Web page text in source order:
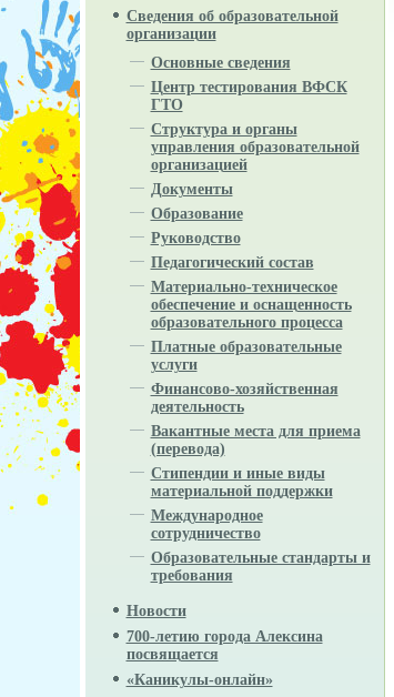
Сведения об образовательной
организации
Основные сведения
Центр тестирования ВФСК
ГТО
Структура и органы
управления образовательной
организацией
Документы
Образование
Руководство
Педагогический состав
Материально-техническое
обеспечение и оснащенность
образовательного процесса
Платные образовательные
услуги
Финансово-хозяйственная
деятельность
Вакантные места для приема
(перевода)
Стипендии и иные виды
материальной поддержки
Международное
сотрудничество
Образовательные стандарты и
требования
Новости
700-летию города Алексина
посвящается
«Каникулы-онлайн»